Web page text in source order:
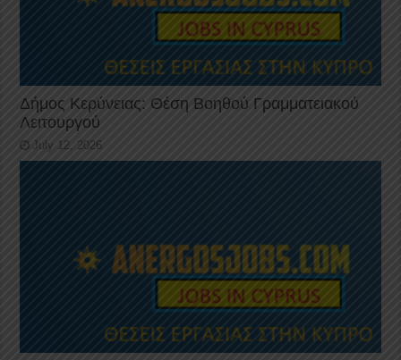
Δήμος Κερύνειας: Θέση Βοηθού Γραμματειακού
Λειτουργού
July 12, 2026